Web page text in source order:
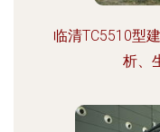
临清TC5510型
析、